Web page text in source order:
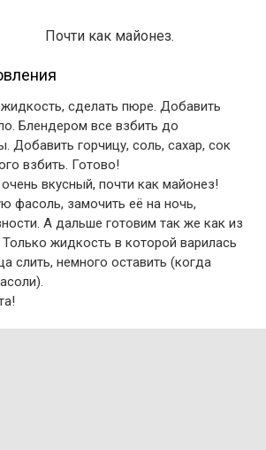
Почти как майонез.
сделать пюре. Добавить
Блендером все взбить до
Добавить горчицу, соль, сахар, сок
взбить. Готово!
вкусный, почти как майонез!
фасоль, замочить её на ночь,
А дальше готовим так же как из
жидкость в которой варилась
слить, немного оставить (когда